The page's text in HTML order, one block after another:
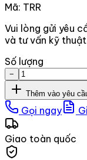
Mã: TRR
Vui lòng gửi yêu
và tư vấn kỹ
Số lượng
−
Thêm vào yêu
Gọi ngay
Giao toàn quốc